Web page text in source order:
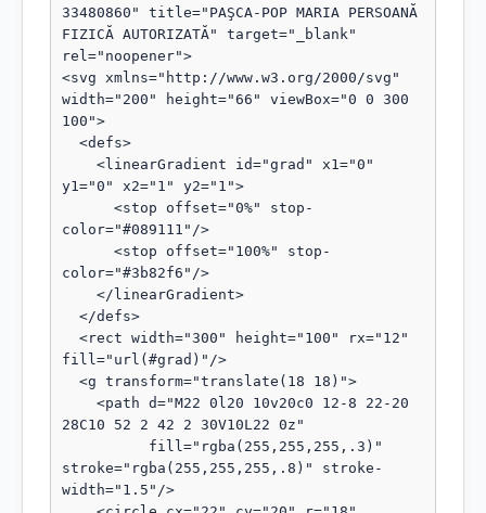
33480860" title="PAŞCA-POP MARIA PERSOANĂ
FIZICĂ AUTORIZATĂ" target="_blank"
rel="noopener">
<svg xmlns="http://www.w3.org/2000/svg"
width="200" height="66" viewBox="0 0 300
100">
y1="0" x2="1" y2="1">
color="#089111"/>
color="#3b82f6"/>
fill="url(#grad)"/>
28C10 52 2 42 2 30V10L22 0z"
stroke="rgba(255,255,255,.8)" stroke-
width="1.5"/>